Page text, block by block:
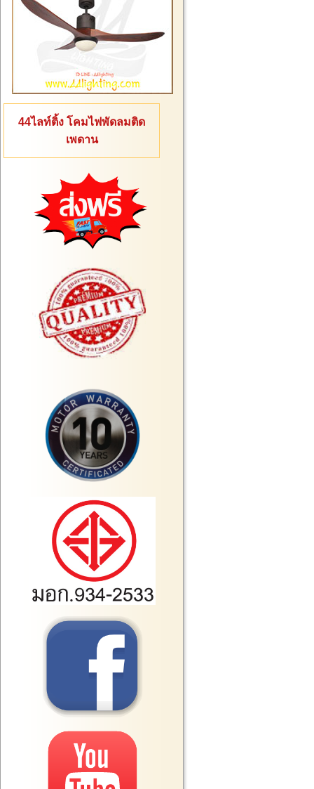
44ไลท์ติ้ง โคมไฟพัดลมติด
เพดาน